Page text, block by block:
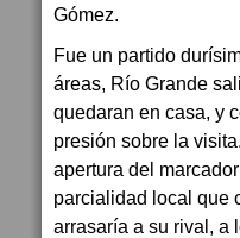
Gómez.
Fue un partido
áreas, Río Grande
quedaran en casa, y
presión sobre la
apertura del
parcialidad local que
arrasaría a su rival, a